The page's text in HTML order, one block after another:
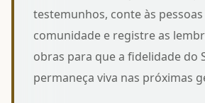
testemunhos, conte às pessoas
comunidade e registre as
obras para que a fidelidade do
permaneça viva nas próximas